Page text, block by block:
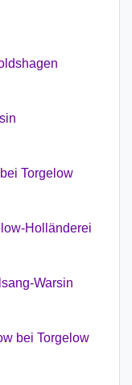
Torgelow
Holländerei
Warsin
bei Torgelow